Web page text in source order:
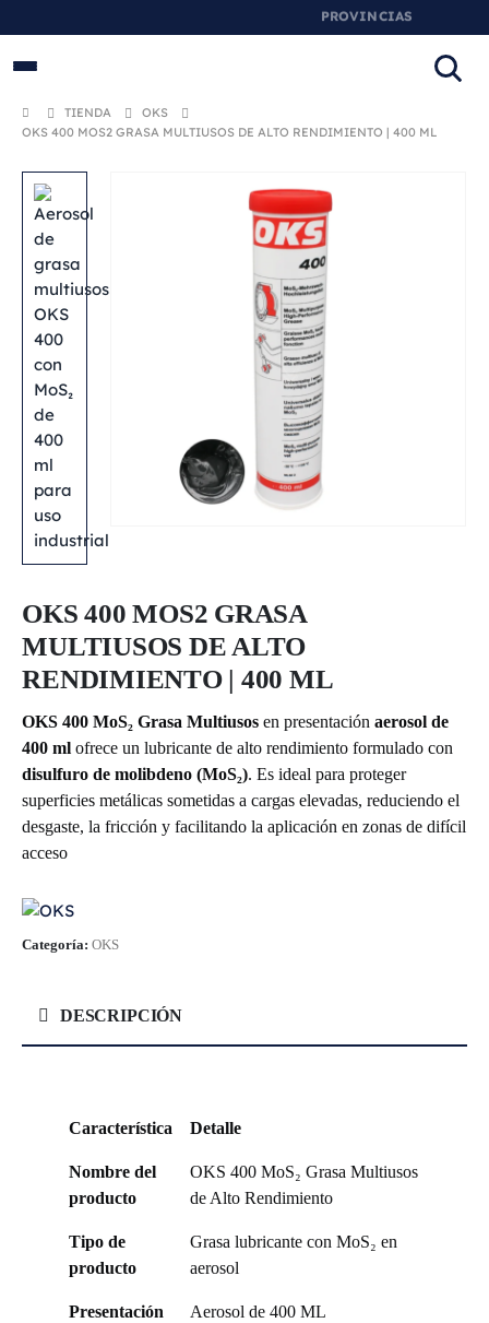
🛠️ PRODUCTOS INDUSTRIALES
TIENDA
OKS
OKS 400 MOS2 GRASA MULTIUSOS DE ALTO RENDIMIENTO | 400 ML
OKS 400 MOS2 GRASA
MULTIUSOS DE ALTO
RENDIMIENTO | 400 ML
OKS 400 MoS₂ Grasa Multiusos en presentaciónaerosol de
400 ml ofrece un lubricante de alto rendimiento formulado con
disulfuro de molibdeno (MoS₂). Es ideal para proteger
superficies metálicas sometidas a cargas elevadas, reduciendo el
desgaste, la fricción y facilitando la aplicación en zonas de difícil
acceso
Categoría:OKS
DESCRIPCIÓN
Característica Detalle
Nombre del
producto
OKS 400 MoS₂ Grasa Multiusos
de Alto Rendimiento
Tipo de
producto
Grasa lubricante con MoS₂ en
aerosol
Presentación Aerosol de 400 ML